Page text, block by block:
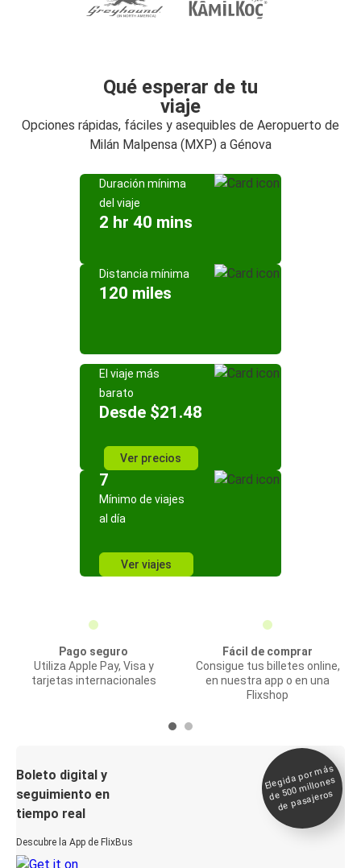
Qué esperar de tu
viaje
Opciones rápidas, fáciles y asequibles de Aeropuerto de
Milán Malpensa (MXP) a Génova
Duración mínima
del viaje
2 hr 40 mins
Distancia mínima
120 miles
El viaje más
barato
Desde $21.48
Ver precios
7
Mínimo de viajes
al día
Ver viajes
Pago seguro
Utiliza Apple Pay, Visa y
tarjetas internacionales
Fácil de comprar
Consigue tus billetes online,
en nuestra app o en una
Flixshop
Boleto digital y
seguimiento en
tiempo real
Descubre la App de FlixBus
Elegida por
más
de 500
millones
de pasajeros